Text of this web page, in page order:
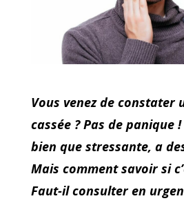
Vous venez de constater
cassée ? Pas de panique
bien que stressante, a
Mais comment savoir si
Faut-il consulter en